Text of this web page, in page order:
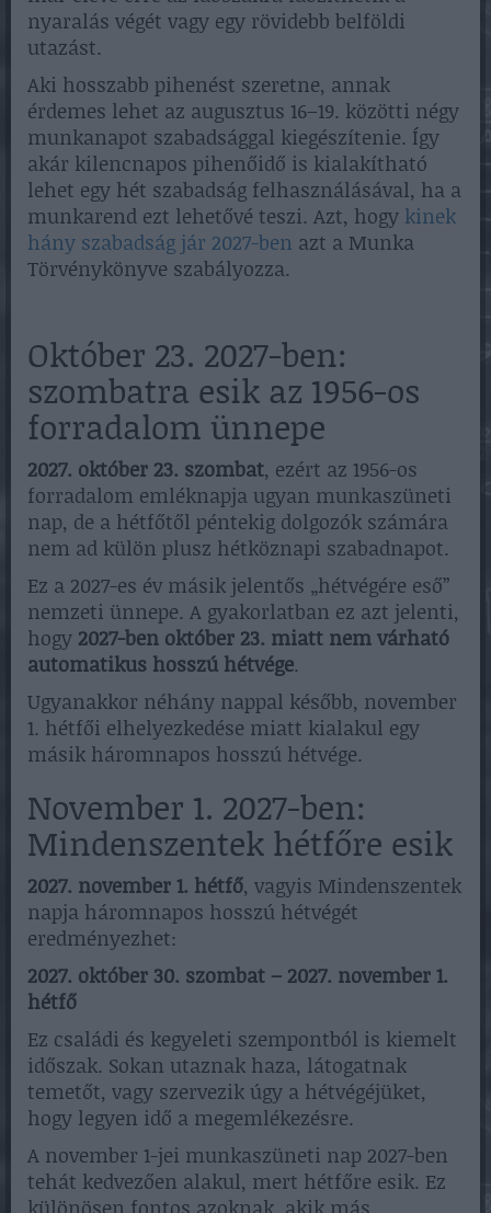
nyaralás végét vagy egy rövidebb belföldi
utazást.
Aki hosszabb pihenést szeretne, annak
érdemes lehet az augusztus 16–19. közötti négy
munkanapot szabadsággal kiegészítenie. Így
akár kilencnapos pihenőidő is kialakítható
lehet egy hét szabadság felhasználásával, ha a
munkarend ezt lehetővé teszi. Azt, hogy kinek
hány szabadság jár 2027-ben azt a Munka
Törvénykönyve szabályozza.
Október 23. 2027-ben:
szombatra esik az 1956-os
forradalom ünnepe
2027. október 23. szombat, ezért az 1956-os
forradalom emléknapja ugyan munkaszüneti
nap, de a hétfőtől péntekig dolgozók számára
nem ad külön plusz hétköznapi szabadnapot.
Ez a 2027-es év másik jelentős „hétvégére eső”
nemzeti ünnepe. A gyakorlatban ez azt jelenti,
hogy 2027-ben október 23. miatt nem várható
automatikus hosszú hétvége.
Ugyanakkor néhány nappal később, november
1. hétfői elhelyezkedése miatt kialakul egy
másik háromnapos hosszú hétvége.
November 1. 2027-ben:
Mindenszentek hétfőre esik
2027. november 1. hétfő, vagyis Mindenszentek
napja háromnapos hosszú hétvégét
eredményezhet:
2027. október 30. szombat – 2027. november 1.
hétfő
Ez családi és kegyeleti szempontból is kiemelt
időszak. Sokan utaznak haza, látogatnak
temetőt, vagy szervezik úgy a hétvégéjüket,
hogy legyen idő a megemlékezésre.
A november 1-jei munkaszüneti nap 2027-ben
tehát kedvezően alakul, mert hétfőre esik. Ez